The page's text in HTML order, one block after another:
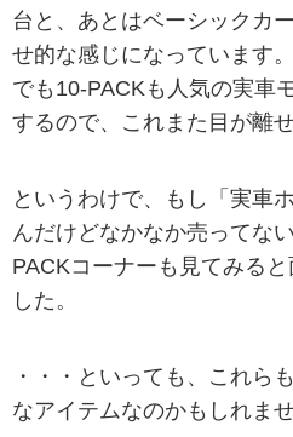
台と、あとはベーシックカ
せ的な感じになっています。
でも10-PACKも人気の実車
するので、これまた目が離
というわけで、もし「実車
んだけどなかなか売ってな
PACKコーナーも見てみる
した。
・・・といっても、これら
なアイテムなのかもしれま